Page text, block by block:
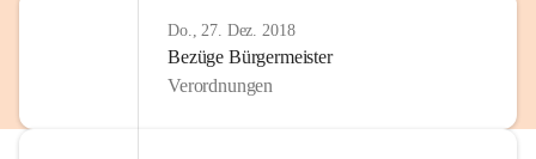
Do., 27. Dez. 2018
Bezüge Bürgermeister
Verordnungen